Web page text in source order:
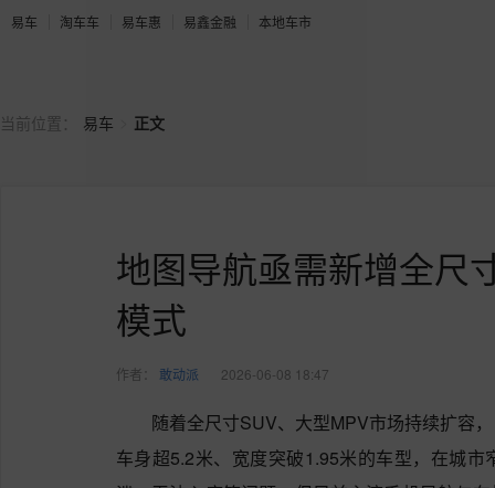
易车 淘车车 易车惠 易鑫金融 本地车市
当前位置： 易车 正文
地图导航亟需新增全尺
模式
作者： 敢动派 2026-06-08 18:47
随着全尺寸SUV、大型MPV市场持续扩容
车身超5.2米、宽度突破1.95米的车型，在城